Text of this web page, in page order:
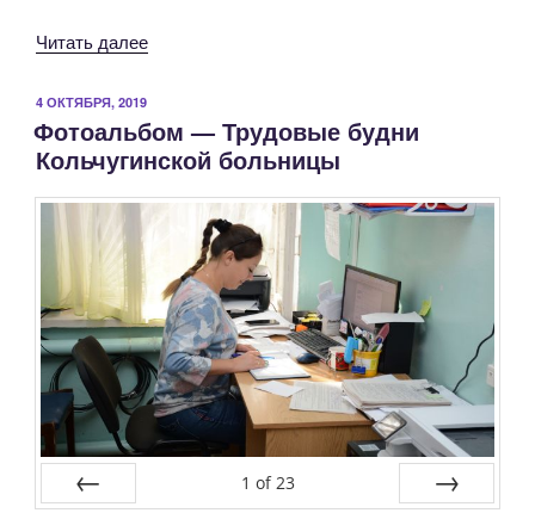
Читать далее«Обращение
в
связи
летием
дня
основания
Кольчугинской
участковой
больницы»
ОПУБЛИКОВАНО
4 ОКТЯБРЯ, 2019
Фотоальбом — Трудовые будни
Кольчугинской больницы
1 of 23